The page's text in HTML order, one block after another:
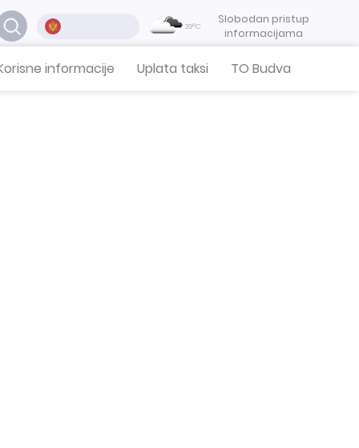
29°C
Slobodan pristup
informacijama
informacije Uplata taksi TO Budva